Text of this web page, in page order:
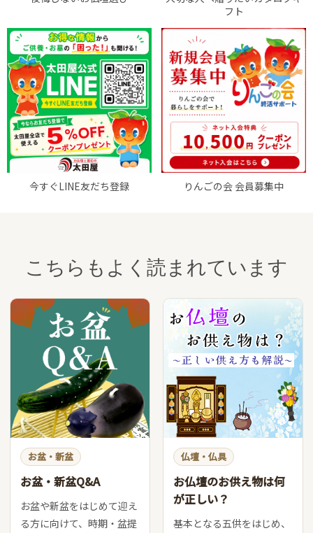
フト
今すぐLINE友だち登録 りんごの会 会員募集中
こちらもよく読まれています
お盆・新盆
お盆・新盆Q&A
お盆や新盆をはじめて迎え
る方に向けて、時期・盆提
仏壇・仏具
お仏壇のお供え物は何
が正しい？
基本となる五供をはじめ、